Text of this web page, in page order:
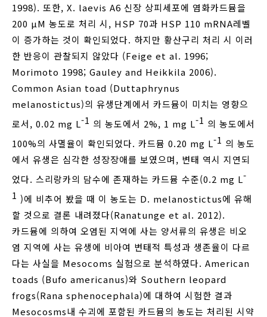
1998). 또한, X. laevis A6 신장 상피세포에 염화카드뮴을
200 μM 농도로 처리 시, HSP 70과 HSP 110 mRNA레벨
이 증가하는 것이 확인되었다. 하지만 황산구리 처리 시 이러
한 반응이 관찰되지 않았다 (Feige et al. 1996;
Morimoto 1998; Gauley and Heikkila 2006).
Common Asian toad (Duttaphrynus
melanostictus)의 유생단계에서 카드뮴이 미치는 영향으
로서, 0.02 mg L-1 의 농도에서 2%, 1 mg L-1 의 농도에서
100%의 사멸율이 확인되었다. 카드뮴 0.20 mg L-1 의 농도
에서 유생은 심각한 성장장애를 보였으며, 변태 역시 지연되
었다. 스리랑카의 담수에 존재하는 카드뮴 수준(0.2 mg L-
1 )에 비추어 봤을 때 이 농도는 D. melanostictus에 유해
할 것으로 결론 내려졌다(Ranatunge et al. 2012).
카드뮴에 의하여 오염된 지역에 사는 양서류의 유생은 비오
염 지역에 사는 유생에 비아여 변태적 특성과 생존율이 다르
다는 사실을 Mesocoms 실험으로 분석하였다. American
toads (Bufo americanus)와 Southern leopard
frogs(Rana sphenocephala)에 대하여 시험한 결과
Mesocosms내 수괴에 포함된 카드뮴의 농도는 처리된 시약